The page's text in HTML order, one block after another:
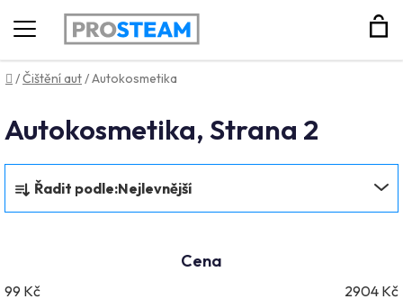
Hledat
Domů
/Čištění aut/Autokosmetika
Autokosmetika, Strana 2
Ř
a
Řadit podle:Nejlevnější
Cena
99 Kč 2904 Kč